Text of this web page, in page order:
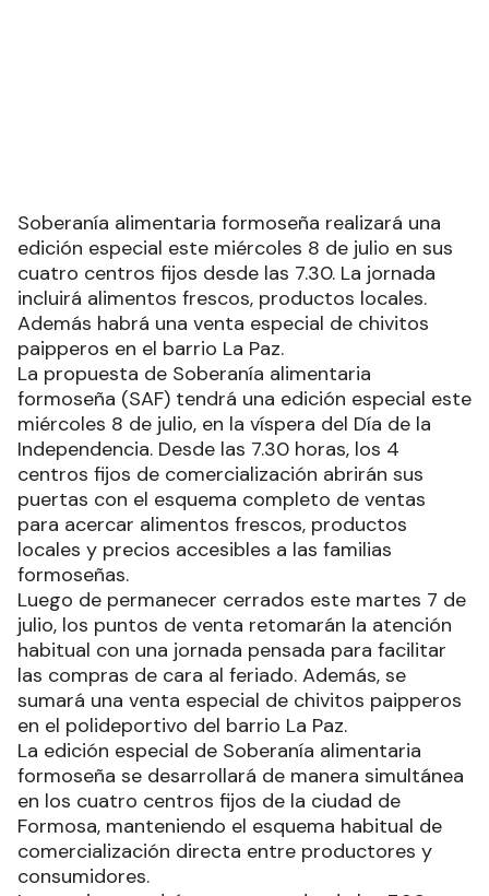
Soberanía alimentaria formoseña realizará una
edición especial este miércoles 8 de julio en sus
cuatro centros fijos desde las 7.30. La jornada
incluirá alimentos frescos, productos locales.
Además habrá una venta especial de chivitos
paipperos en el barrio La Paz.
La propuesta de Soberanía alimentaria
formoseña (SAF) tendrá una edición especial este
miércoles 8 de julio, en la víspera del Día de la
Independencia. Desde las 7.30 horas, los 4
centros fijos de comercialización abrirán sus
puertas con el esquema completo de ventas
para acercar alimentos frescos, productos
locales y precios accesibles a las familias
formoseñas.
Luego de permanecer cerrados este martes 7 de
julio, los puntos de venta retomarán la atención
habitual con una jornada pensada para facilitar
las compras de cara al feriado. Además, se
sumará una venta especial de chivitos paipperos
en el polideportivo del barrio La Paz.
La edición especial de Soberanía alimentaria
formoseña se desarrollará de manera simultánea
en los cuatro centros fijos de la ciudad de
Formosa, manteniendo el esquema habitual de
comercialización directa entre productores y
consumidores.